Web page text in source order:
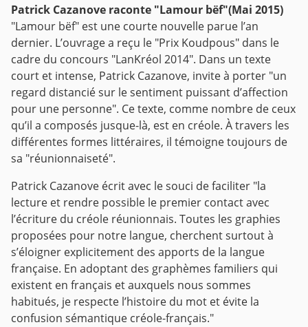
Patrick Cazanove raconte "Lamour bëf"(Mai 2015)
"Lamour bëf" est une courte nouvelle parue l’an
dernier. L’ouvrage a reçu le "Prix Koudpous" dans le
cadre du concours "LanKréol 2014". Dans un texte
court et intense, Patrick Cazanove, invite à porter "un
regard distancié sur le sentiment puissant d’affection
pour une personne". Ce texte, comme nombre de ceux
qu’il a composés jusque-là, est en créole. À travers les
différentes formes littéraires, il témoigne toujours de
sa "réunionnaiseté".
Patrick Cazanove écrit avec le souci de faciliter "la
lecture et rendre possible le premier contact avec
l’écriture du créole réunionnais. Toutes les graphies
proposées pour notre langue, cherchent surtout à
s’éloigner explicitement des apports de la langue
française. En adoptant des graphèmes familiers qui
existent en français et auxquels nous sommes
habitués, je respecte l’histoire du mot et évite la
confusion sémantique créole-français."